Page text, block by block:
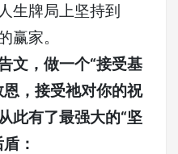
生牌局上坚持到
赢家。
文，做一个“接受基
，接受祂对你的祝
此有了最强大的“坚
：